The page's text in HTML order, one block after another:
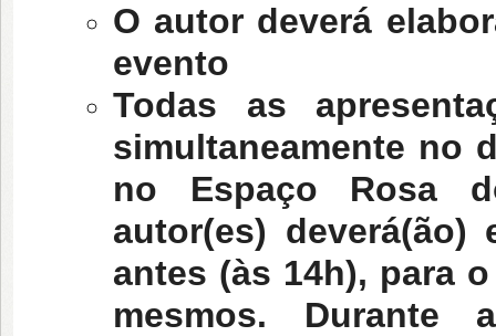
O autor deverá
evento
Todas as
simultaneamente no
no Espaço Rosa
autor(es)
antes (às 14h), para
mesmos. Durante